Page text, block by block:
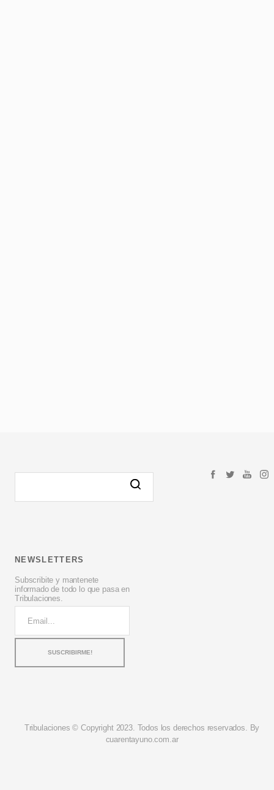
NEWSLETTERS
Subscribite y mantenete
informado de todo lo que pasa en
Tribulaciones.
Tribulaciones © Copyright 2023. Todos los derechos reservados. By
cuarentayuno.com.ar